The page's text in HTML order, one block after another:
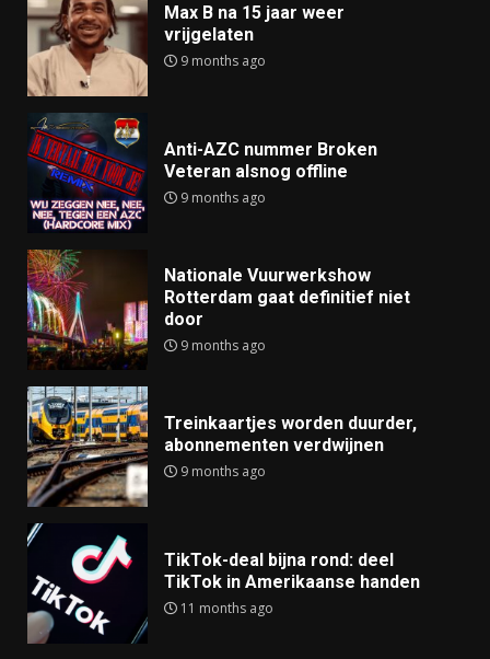
Max B na 15 jaar weer
vrijgelaten
9 months ago
Anti-AZC nummer Broken
Veteran alsnog offline
9 months ago
Nationale Vuurwerkshow
Rotterdam gaat definitief niet
door
9 months ago
Treinkaartjes worden duurder,
abonnementen verdwijnen
9 months ago
TikTok-deal bijna rond: deel
TikTok in Amerikaanse handen
11 months ago